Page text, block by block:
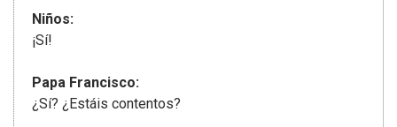
Niños:
¡Sí!
Papa Francisco:
¿Sí? ¿Estáis contentos?